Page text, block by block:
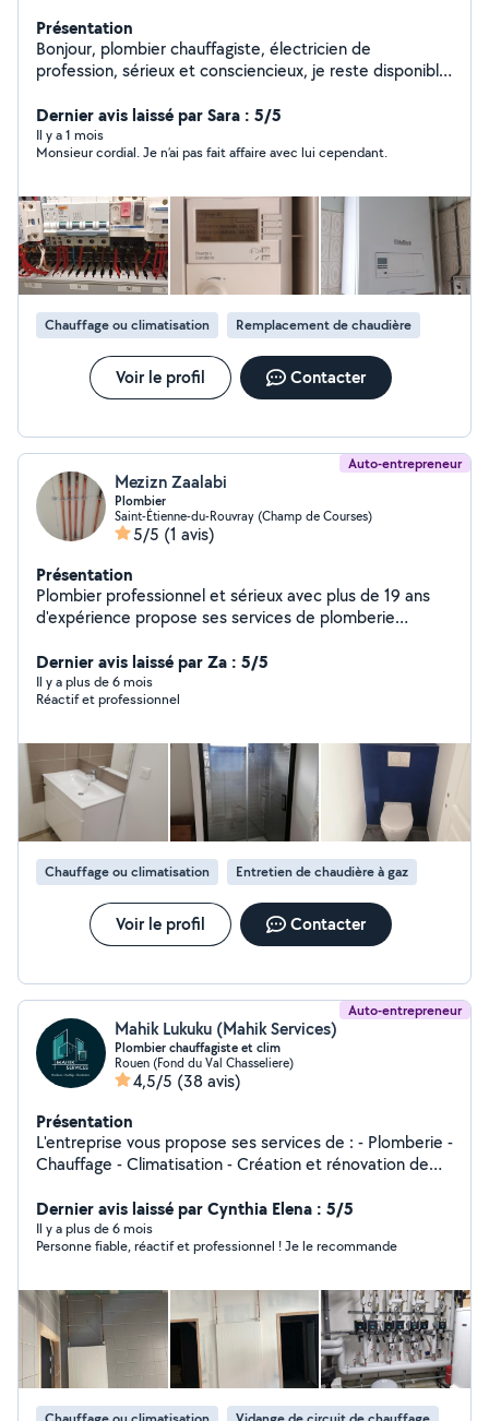
Présentation
Bonjour, plombier chauffagiste, électricien de
profession, sérieux et consciencieux, je reste disponible
à vos demandes. Cordialement. Guy.
Dernier avis laissé par Sara : 5/5
Il y a 1 mois
Monsieur cordial. Je n’ai pas fait affaire avec lui cependant.
Chauffage ou climatisation Remplacement de chaudière
Voir le profil Contacter
Auto-entrepreneur
Mezizn Zaalabi
Plombier
Saint-Étienne-du-Rouvray (Champ de Courses)
5/5 (1 avis)
Présentation
Plombier professionnel et sérieux avec plus de 19 ans
d'expérience propose ses services de plomberie
pour tout type de demande dans le domaine de la
plomberie/chauffage. -salle de bain complète -
remplacement et installations sanitaires -remplacement
ME CONTACTER JE RÉPONDRAI À VOS QUESTION ET
DEMANDE AVEC GRAND PLAISIR.
Dernier avis laissé par Za : 5/5
Il y a plus de 6 mois
Réactif et professionnel
Chauffage ou climatisation Entretien de chaudière à gaz
Voir le profil Contacter
Auto-entrepreneur
Mahik Lukuku (Mahik Services)
Plombier chauffagiste et clim
Rouen (Fond du Val Chasseliere)
4,5/5 (38 avis)
Présentation
L'entreprise vous propose ses services de : - Plomberie -
Chauffage - Climatisation - Création et rénovation de
parquet, ragréage, Lino )
Dernier avis laissé par Cynthia Elena : 5/5
Il y a plus de 6 mois
Personne fiable, réactif et professionnel ! Je le recommande